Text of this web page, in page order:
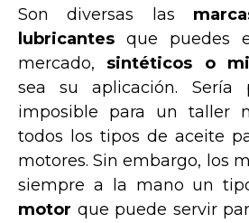
Son diversas las
lubricantes que puedes
mercado, sintéticos o
sea su aplicación. Sería
imposible para un taller
todos los tipos de aceite
motores. Sin embargo, los
siempre a la mano un
motor que puede servir